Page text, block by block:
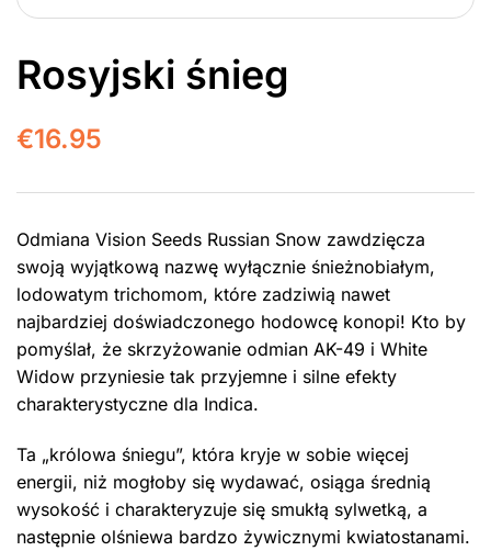
Rosyjski śnieg
€16.95
Odmiana Vision Seeds Russian Snow zawdzięcza
swoją wyjątkową nazwę wyłącznie śnieżnobiałym,
lodowatym trichomom, które zadziwią nawet
najbardziej doświadczonego hodowcę konopi! Kto by
pomyślał, że skrzyżowanie odmian AK-49 i White
Widow przyniesie tak przyjemne i silne efekty
charakterystyczne dla Indica.
Ta „królowa śniegu”, która kryje w sobie więcej
energii, niż mogłoby się wydawać, osiąga średnią
wysokość i charakteryzuje się smukłą sylwetką, a
następnie olśniewa bardzo żywicznymi kwiatostanami.